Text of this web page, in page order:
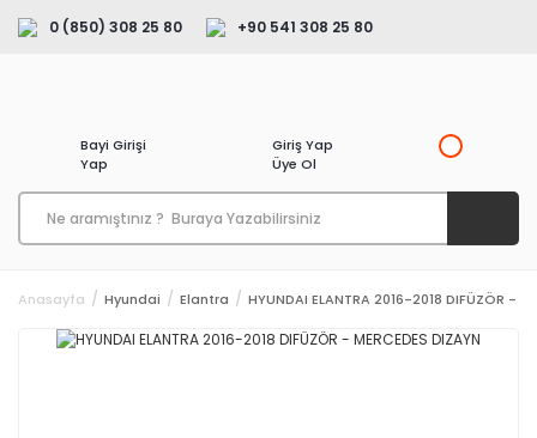
0 (850) 308 25 80 +90 541 308 25 80
Bayi Girişi
Yap
Giriş Yap
Üye Ol
Anasayfa Hyundai Elantra HYUNDAI ELANTRA 2016-2018 DIFÜZÖR -